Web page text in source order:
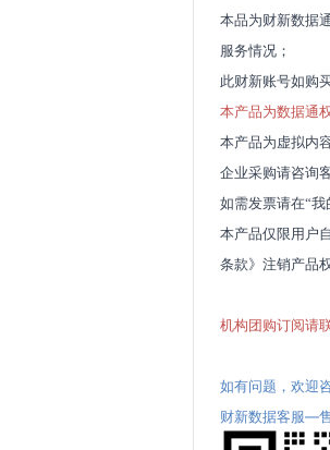
本品为财新数据
服务情况；
此财新账号如购
本产品为数据通
本产品为虚拟内
企业采购请咨询
如需发票请在“我
本产品仅限用户
条款》 注销产品
机构团购订阅请
如有问题，欢迎
财新数据客服—